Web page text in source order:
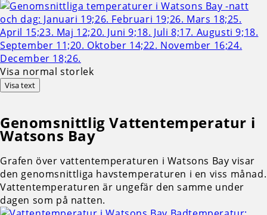
Visa normal storlek
Visa text
GenomsnittligVattentemperatur i
Watsons Bay
Grafen över vattentemperaturen i Watsons Bay visar
den genomsnittliga havstemperaturen i en viss månad.
Vattentemperaturen är ungefär den samme under
dagen som på natten.